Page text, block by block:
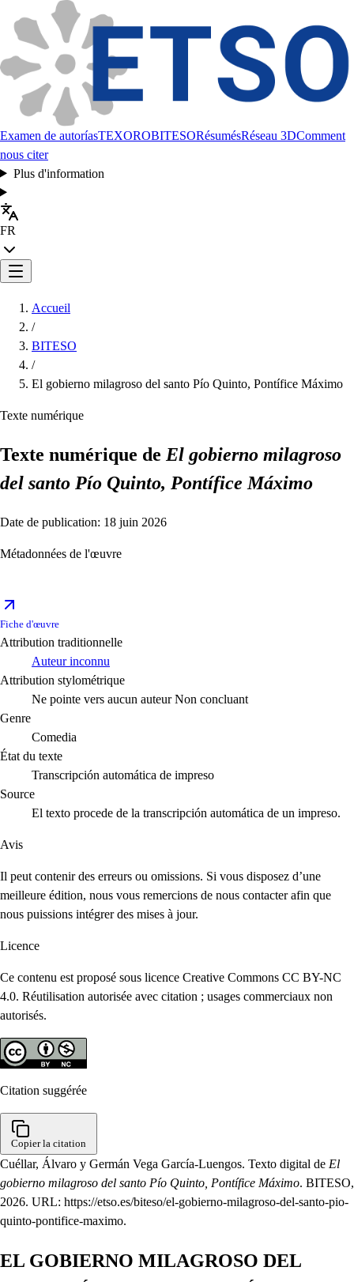
Examen de autoríasTEXOROBITESORésumésRéseau 3DComment
nous citer
Plus d'information
FR
Accueil
/
BITESO
/
El gobierno milagroso del santo Pío Quinto, Pontífice Máximo
Texte numérique
Texte numérique de El gobierno milagroso
del santo Pío Quinto, Pontífice Máximo
Date de publication: 18 juin 2026
Métadonnées de l'œuvre
Fiche d'œuvre
Attribution traditionnelle
Auteur inconnu
Attribution stylométrique
Ne pointe vers aucun auteur Non concluant
Genre
Comedia
État du texte
Transcripción automática de impreso
Source
El texto procede de la transcripción automática de un impreso.
Avis
Il peut contenir des erreurs ou omissions. Si vous disposez d’une
meilleure édition, nous vous remercions de nous contacter afin que
nous puissions intégrer des mises à jour.
Licence
Ce contenu est proposé sous licence Creative Commons CC BY-NC
4.0. Réutilisation autorisée avec citation ; usages commerciaux non
autorisés.
Citation suggérée
Copier la citation
Cuéllar, Álvaro y Germán Vega García-Luengos. Texto digital de El
gobierno milagroso del santo Pío Quinto, Pontífice Máximo. BITESO,
2026. URL: https://etso.es/biteso/el-gobierno-milagroso-del-santo-pio-
quinto-pontifice-maximo.
EL GOBIERNO MILAGROSO DEL